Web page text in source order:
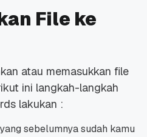
File ke
atau memasukkan file
ini langkah-langkah
lakukan :
sebelumnya sudah kamu